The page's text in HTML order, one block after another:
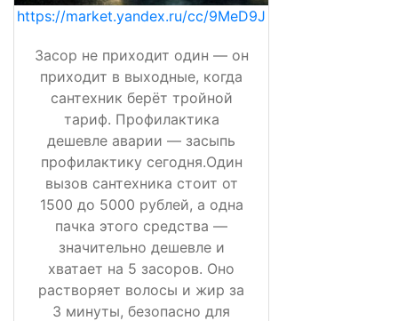
https://market.yandex.ru/cc/9MeD9J
Засор не приходит один — он
приходит в выходные, когда
сантехник берёт тройной
тариф. Профилактика
дешевле аварии — засыпь
профилактику сегодня.Один
вызов сантехника стоит от
1500 до 5000 рублей, а одна
пачка этого средства —
значительно дешевле и
хватает на 5 засоров. Оно
растворяет волосы и жир за
3 минуты, безопасно для